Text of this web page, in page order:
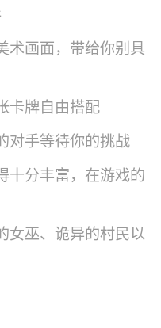
术画面，带给你别具
卡牌自由搭配
对手等待你的挑战
十分丰富，在游戏的
女巫、诡异的村民以